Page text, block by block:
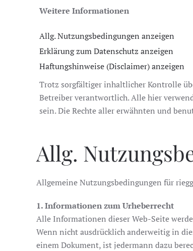
Weitere Informationen
Allg. Nutzungsbedingungen anzeigen
Erklärung zum Datenschutz anzeigen
Haftungshinweise (Disclaimer) anzeigen
Trotz sorgfältiger inhaltlicher Kontrolle
Betreiber verantwortlich. Alle hier
sein. Die Rechte aller erwähnten und
Allg.
Allgemeine Nutzungsbedingungen für
1. Informationen zum Urheberrecht
Alle Informationen dieser Web-Seite
Wenn nicht ausdrücklich anderweitig in
einem Dokument, ist jedermann dazu